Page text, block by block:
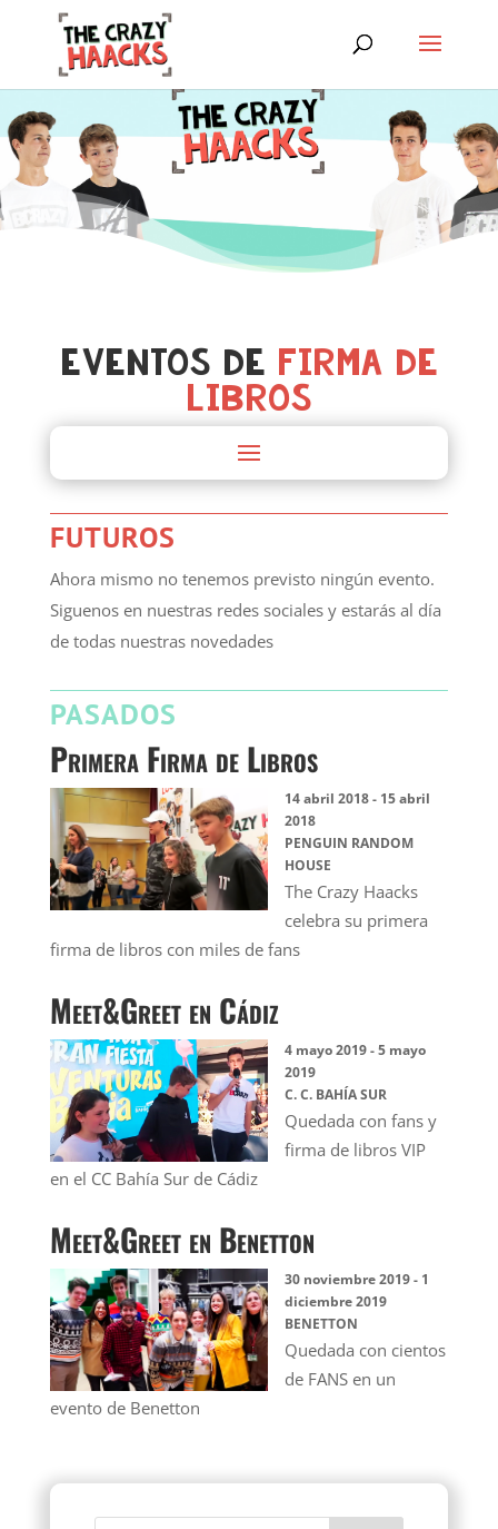
Eventos de Firma de
Libros
FUTUROS
Ahora mismo no tenemos previsto ningún evento.
Siguenos en nuestras redes sociales y estarás al día
de todas nuestras novedades
PASADOS
Primera Firma de Libros
14 abril 2018- 15 abril
2018
PENGUIN RANDOM
HOUSE
The Crazy Haacks
celebra su primera
firma de libros con miles de fans
Meet&Greet en Cádiz
4 mayo 2019-5 mayo
2019
C. C. BAHÍA SUR
Quedada con fans y
firma de libros VIP
en el CC Bahía Sur de Cádiz
Meet&Greet en Benetton
30 noviembre 2019- 1
diciembre 2019
BENETTON
Quedada con cientos
de FANS en un
evento de Benetton